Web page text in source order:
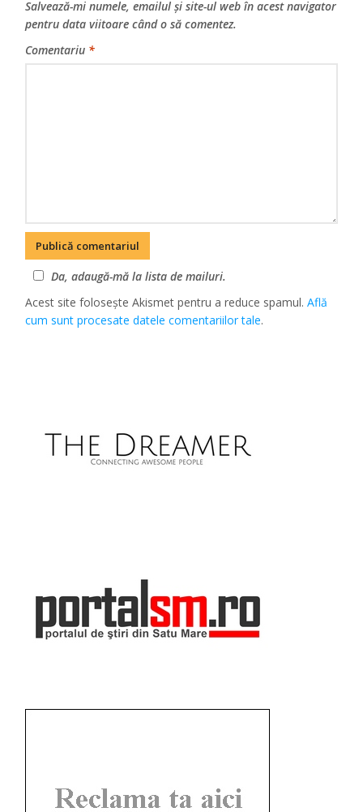
Salvează-mi numele, emailul și site-ul web în acest navigator
pentru data viitoare când o să comentez.
Comentariu *
Da, adaugă-mă la lista de mailuri.
Acest site folosește Akismet pentru a reduce spamul.Află
cum sunt procesate datele comentariilor tale.